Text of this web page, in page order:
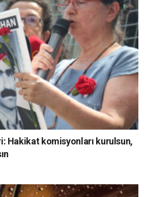
Hakikat komisyonları kurulsun,